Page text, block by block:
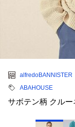
alfredoBANNISTER
ABAHOUSE
サボテン柄 クルー